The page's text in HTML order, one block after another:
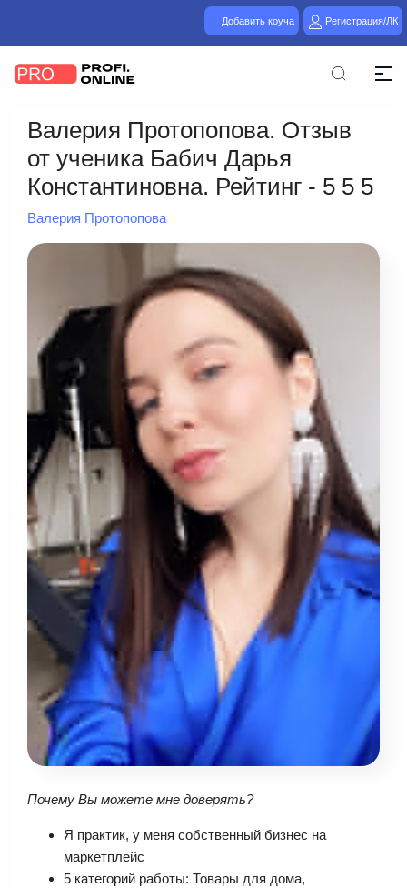
Добавить коуча Регистрация/ЛК
Валерия Протопопова. Отзыв
от ученика Бабич Дарья
Константиновна. Рейтинг - 5 5 5
Валерия Протопопова
Почему Вы можете мне доверять?
Я практик, у меня собственный бизнес на
маркетплейс
5 категорий работы: Товары для дома,